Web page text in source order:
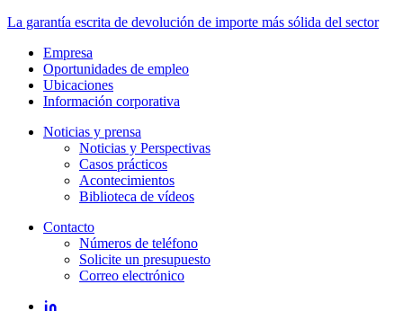
La garantía escrita de devolución de importe más sólida del sector
Empresa
Oportunidades de empleo
Ubicaciones
Información corporativa
Noticias y prensa
Noticias y Perspectivas
Casos prácticos
Acontecimientos
Biblioteca de vídeos
Contacto
Números de teléfono
Solicite un presupuesto
Correo electrónico